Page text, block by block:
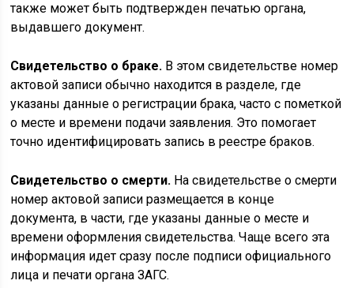
также может быть подтвержден печатью органа,
выдавшего документ.
Свидетельство о браке. В этом свидетельстве номер
актовой записи обычно находится в разделе, где
указаны данные о регистрации брака, часто с пометкой
о месте и времени подачи заявления. Это помогает
точно идентифицировать запись в реестре браков.
Свидетельство о смерти. На свидетельстве о смерти
номер актовой записи размещается в конце
документа, в части, где указаны данные о месте и
времени оформления свидетельства. Чаще всего эта
информация идет сразу после подписи официального
лица и печати органа ЗАГС.